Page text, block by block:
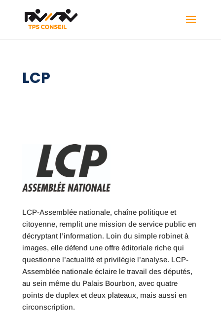
LCP
LCP-Assemblée nationale, chaîne politique et
citoyenne, remplit une mission de service public en
décryptant l’information. Loin du simple robinet à
images, elle défend une offre éditoriale riche qui
questionne l’actualité et privilégie l’analyse. LCP-
Assemblée nationale éclaire le travail des députés,
au sein même du Palais Bourbon, avec quatre
points de duplex et deux plateaux, mais aussi en
circonscription.